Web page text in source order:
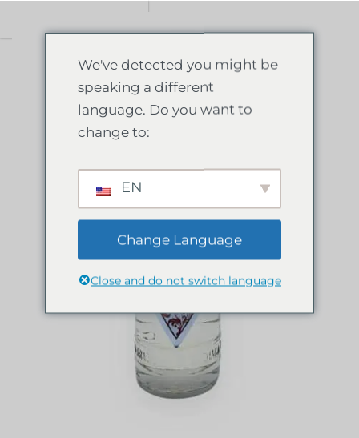
We've detected you might be
speaking a different
language. Do you want to
change to:
EN
Change Language
Close and do not switch language